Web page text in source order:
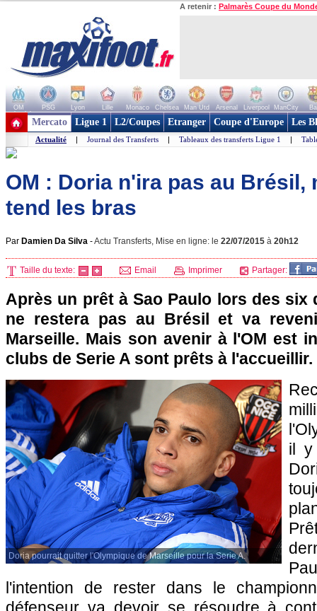
A retenir : Palmarès Coupe du
OM PSG Lyon Lille Monaco Chelsea Man Utd Arsenal Liverpool ManCity
+ de clubs
Mercato Ligue 1 L2/Coupes Etranger Coupe d'Europe Les
Actualité | Journal des Transferts | Tableaux des transferts Ligue 1 |
OM : Doria n'ira pas au Brésil,
tend les bras
Par Damien Da Silva -Actu Transferts, Mise en ligne: le 22/07/2015 à 20h12
Taille du texte: Email Imprimer Partager:
Après un prêt à Sao Paulo lors des six
ne restera pas au Brésil et va
Marseille. Mais son avenir à l'OM est
clubs de Serie A sont prêts à l'accueillir.
Doria pourrait quitter l'Olympique de Marseille pour la Serie A.
il y
l'intention de rester dans le